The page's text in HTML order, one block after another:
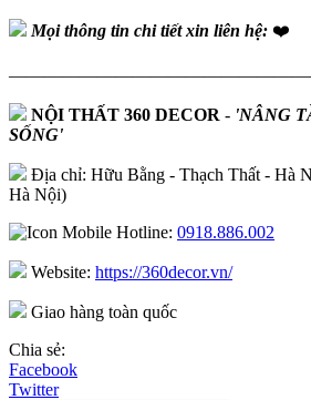
Mọi thông tin chi tiết xin liên hệ: ❤️
NỘI THẤT 360 DECOR - 'NÂNG
SỐNG'
Địa chỉ: Hữu Bằng - Thạch Thất - Hà
Hà Nội)
Hotline: 0918.886.002
Website: https://360decor.vn/
Giao hàng toàn quốc
Chia sẻ:
Facebook
Twitter